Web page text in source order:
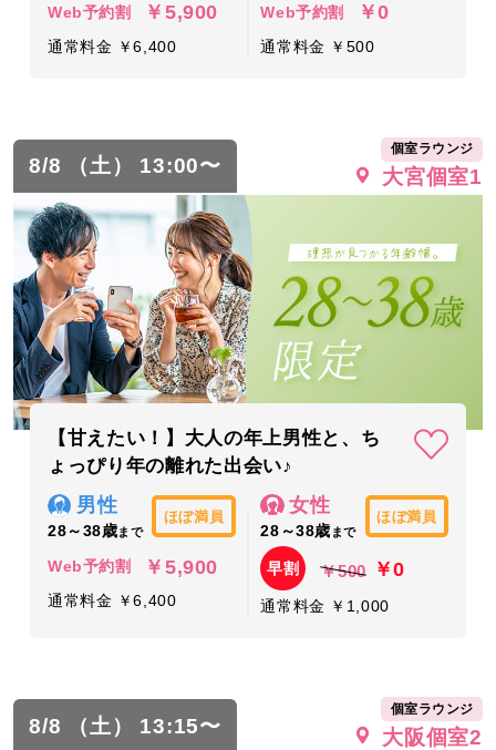
Web予約割 ￥5,900
通常料金 ￥6,400
Web予約割 ￥0
通常料金 ￥500
8/8 （土） 13:00〜
個室ラウンジ
大宮個室1
【甘えたい！】大人の年上男性と、ち
ょっぴり年の離れた出会い♪
男性
28～38歳まで
ほぼ満員
Web予約割 ￥5,900
通常料金 ￥6,400
女性
28～38歳 まで
ほぼ満員
早割 ￥500 ￥0
通常料金 ￥1,000
8/8 （土） 13:15〜
個室ラウンジ
大阪個室2